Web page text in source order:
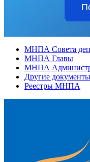
МНПА Совета
МНПА Главы
МНПА
Другие документы
Реестры МНПА